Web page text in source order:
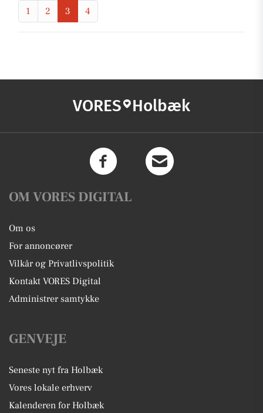
1 2 3 4
VORES Holbæk
OM VORES DIGITAL
Om os
For annoncører
Vilkår og Privatlivspolitik
Kontakt VORES Digital
Administrer samtykke
GENVEJE
Seneste nyt fra Holbæk
Vores lokale erhverv
Kalenderen for Holbæk